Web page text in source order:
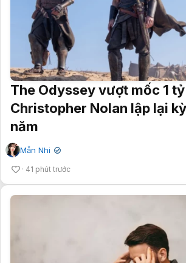
The Odyssey vượt mốc 1 tỷ
Christopher Nolan lập lại
năm
Mẫn Nhi ✔
41 phút trước